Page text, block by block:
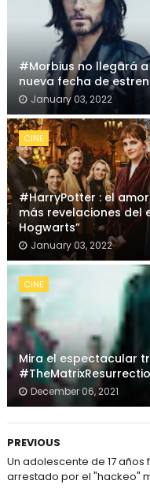
#Morbius no llegará a
nueva fecha de
January 03, 2022
CINE
#HarryPotter : el
más revelaciones del
Hogwarts”
January 03, 2022
CINE
Mira el espectacular
December 06, 2021
PREVIOUS
Un adolescente de 17 años
arrestado por el "hackeo"